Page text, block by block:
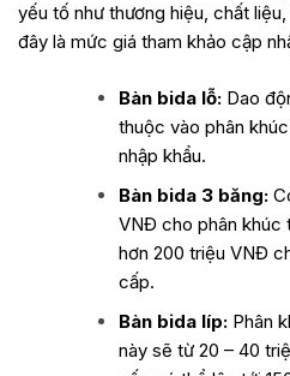
yếu tố như thương hiệu, chất
đây là mức giá tham khảo cập
Bàn bida lỗ: Dao
thuộc vào phân
nhập khẩu.
Bàn bida 3 băng:
VNĐ cho phân khúc
hơn 200 triệu VNĐ
cấp.
Bàn bida líp: Phân
này sẽ từ 20 – 40